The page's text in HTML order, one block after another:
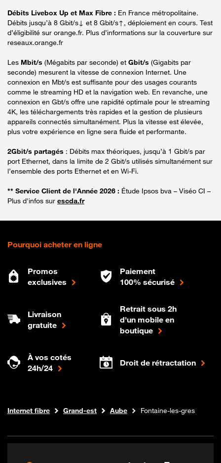
Débits Livebox Up et Max Fibre : En France métropolitaine.
Débits jusqu’à 8 Gbit/s↓ et 8 Gbit/s↑, déploiement en cours. Test
d’éligibilité sur orange.fr. Plus d’informations sur la couverture sur
reseaux.orange.fr
Les Mbit/s (Mégabits par seconde) et Gbit/s (Gigabits par
seconde) mesurent la vitesse de connexion Internet. Une
connexion en Mbt/s est suffisante pour des usages courants
comme le streaming HD et la navigation web. En revanche, une
connexion en Gbt/s offre une rapidité optimale pour le streaming
4K, les téléchargements très rapides et la gestion de plusieurs
appareils connectés simultanément. Plus la vitesse est élevée,
plus votre expérience en ligne sera fluide et performante.
2Gbit/s partagés : Débits max théoriques, jusqu’à 1 Gbit/s par
port Ethernet, dans la limite de 2 Gbit/s utilisés simultanément sur
l’ensemble des ports Ethernet et en Wi-Fi.
** Service Client de l'Année 2026 : Étude Ipsos bva – Viséo CI –
Plus d'infos sur escda.fr
Pourquoi acheter en ligne
Promos
exclusives
Paiement
100% sécurisé
Livraison
gratuite
Retrait sous 2h
d'un mobile en
boutique
À vos cotés
24h/24
Droit de rétractation
Boutique Orange
Internet fibre Grand-est Aube Fontaine-les-gres